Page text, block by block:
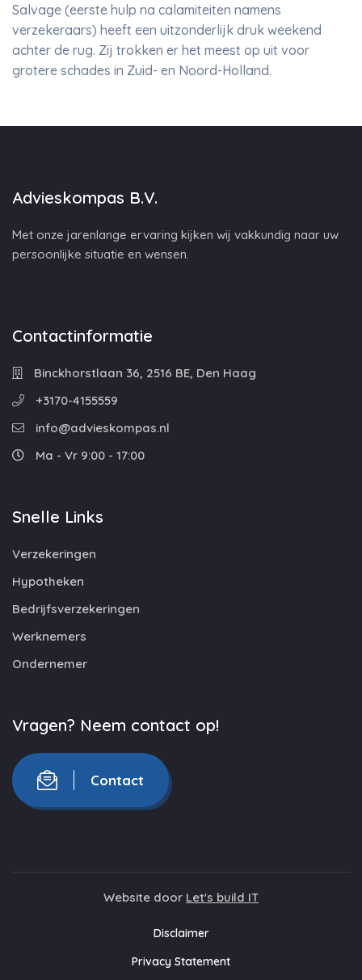
Salvage (eerste hulp na calamiteiten namens
verzekeraars) heeft een uitzonderlijk druk weekend
achter de rug. Zij trokken er het meest op uit voor
grotere schades in Zuid- en Noord-Holland.
Advieskompas B.V.
Met onze jarenlange ervaring kijken wij vakkundig naar uw
persoonlijke situatie en wensen.
Contactinformatie
Binckhorstlaan 36, 2516 BE, Den Haag
+3170-4155559
info@advieskompas.nl
Ma - Vr 9:00 - 17:00
Snelle Links
Verzekeringen
Hypotheken
Bedrijfsverzekeringen
Werknemers
Ondernemer
Vragen? Neem contact op!
Contact
Website door Let's build IT
Disclaimer
Privacy Statement